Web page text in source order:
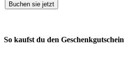
Buchen sie jetzt
So kaufst du den Geschenkgutschein